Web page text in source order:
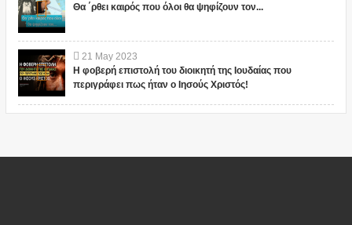
Θα ΄ρθει καιρός που όλοι θα ψηφίζουν τον...
21 May 2023
Η φοβερή επιστολή του διοικητή της Ιουδαίας που
περιγράφει πως ήταν ο Ιησούς Χριστός!